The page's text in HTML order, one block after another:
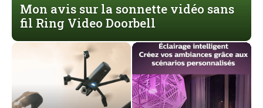
Mon avis sur la sonnette vidéo sans
fil Ring Video Doorbell